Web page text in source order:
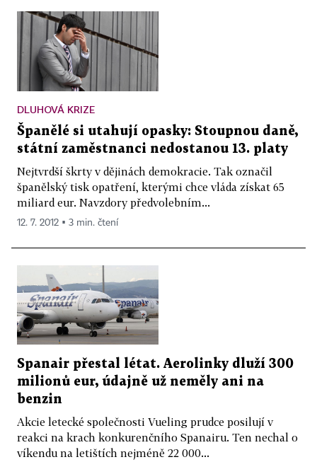
DLUHOVÁ KRIZE
Španělé si utahují opasky: Stoupnou daně,
státní zaměstnanci nedostanou 13. platy
Nejtvrdší škrty v dějinách demokracie. Tak označil
španělský tisk opatření, kterými chce vláda získat 65
miliard eur. Navzdory předvolebním...
12. 7. 2012 ▪ 3 min. čtení
Spanair přestal létat. Aerolinky dluží 300
milionů eur, údajně už neměly ani na
benzin
Akcie letecké společnosti Vueling prudce posilují v
reakci na krach konkurenčního Spanairu. Ten nechal o
víkendu na letištích nejméně 22 000...